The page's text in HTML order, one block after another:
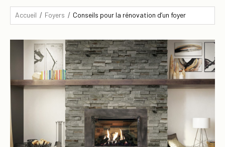
Accueil Foyers Conseils pour la rénovation d’un foyer